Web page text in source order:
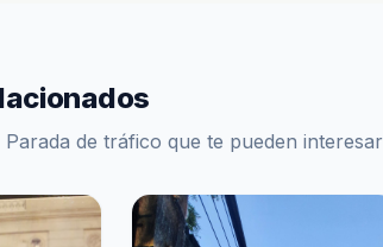
de tráfico que te pueden interesar